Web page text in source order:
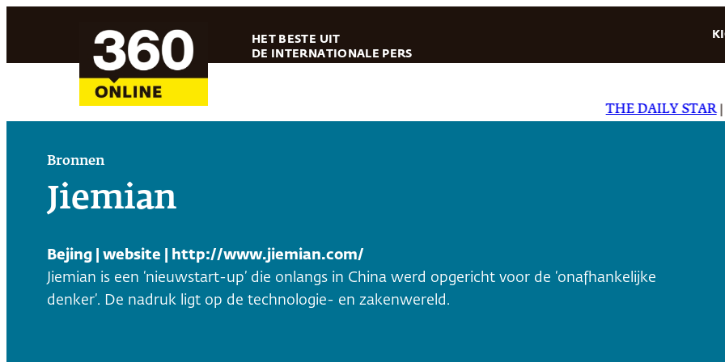
HET BESTE UIT
DE INTERNATIONALE PERS
THE DAILY STAR|EL
Bronnen
Jiemian
Bejing | website | http://www.jiemian.com/
Jiemian is een ‘nieuwstart-up’ die onlangs in China werd opgericht voor de ‘onafhankelijke
denker’. De nadruk ligt op de technologie- en zakenwereld.